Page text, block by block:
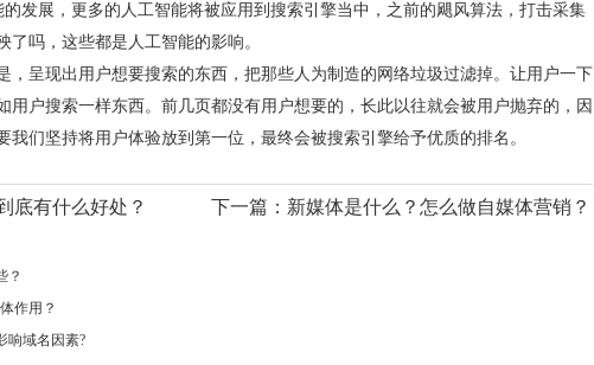
展，更多的人工智能将被应用到搜索引擎当中，之前的飓风算法，打击采集
吗，这些都是人工智能的影响。
呈现出用户想要搜索的东西，把那些人为制造的网络垃圾过滤掉。让用户一下
用户搜索一样东西。前几页都没有用户想要的，长此以往就会被用户抛弃的，因
我们坚持将用户体验放到第一位，最终会被搜索引擎给予优质的排名。
底有什么好处？ 下一篇： 新媒体是什么？怎么做自媒体营销？
？
作用？
响域名因素?